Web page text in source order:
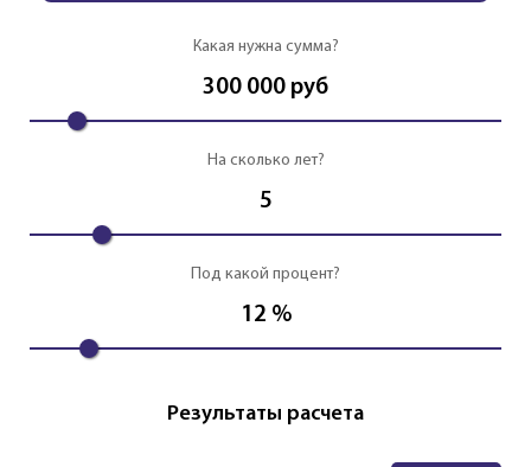
Какая нужна сумма?
300 000 руб
На сколько лет?
5
Под какой процент?
12 %
Результаты расчета